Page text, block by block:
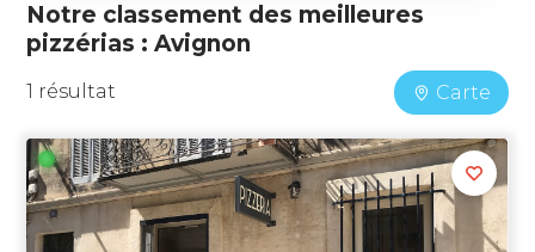
Notre classement des meilleures
pizzérias : Avignon
1 résultat Carte